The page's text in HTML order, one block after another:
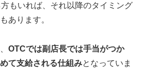
もいれば、それ以降のタイミング
あります。
OTCでは副店長では手当がつか
て支給される仕組みとなっていま